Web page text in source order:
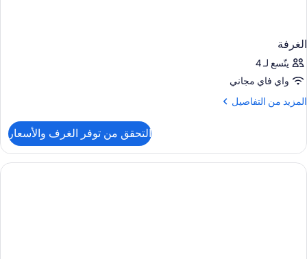
الغرفة
يتّسع لـ 4
واي فاي مجاني
المزيد من التفاصيل
المزيد
الغرفة
التحقق من توفر الغرف والأسعار